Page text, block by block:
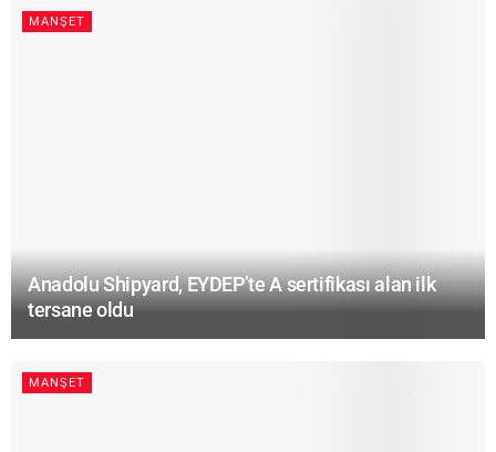
MANŞET
Anadolu Shipyard, EYDEP’te A sertifikası alan ilk
tersane oldu
MANŞET